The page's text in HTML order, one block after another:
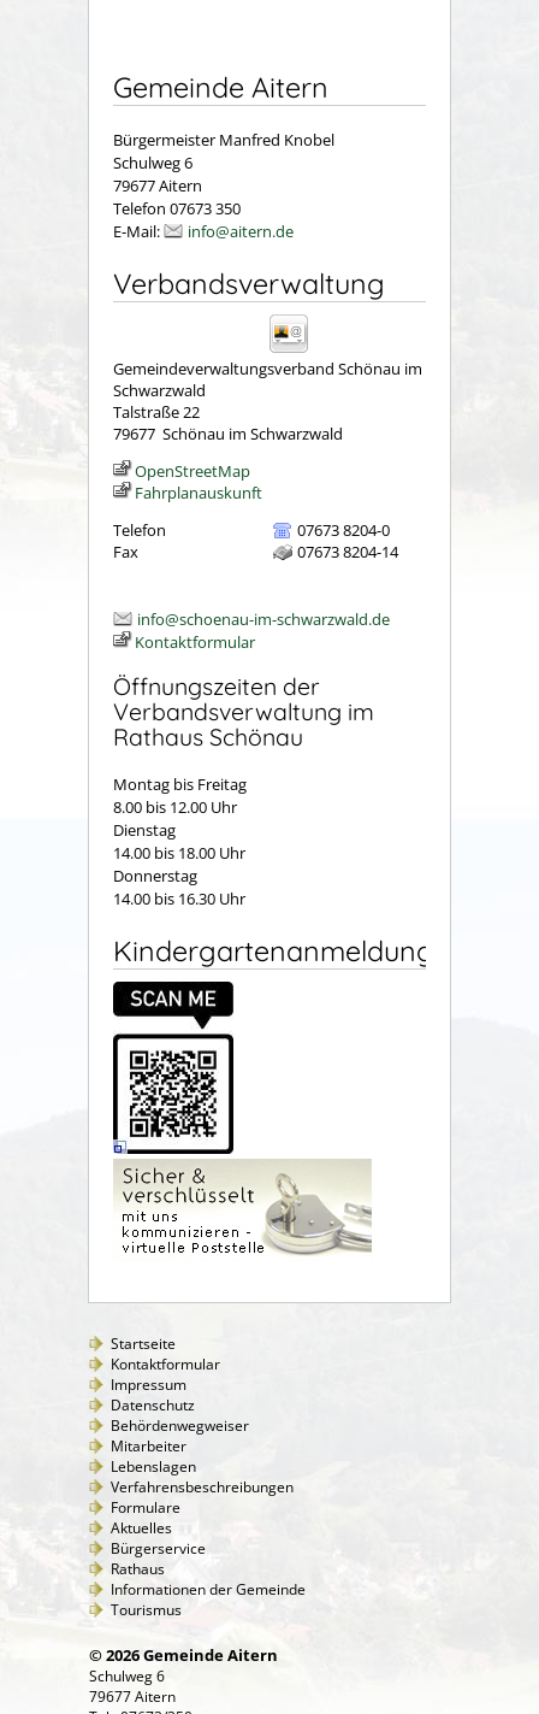
Gemeinde Aitern
Bürgermeister Manfred Knobel
Schulweg 6
79677 Aitern
Telefon 07673 350
E-Mail:
info@aitern.de
Verbandsverwaltung
Gemeindeverwaltungsverband Schönau im
Schwarzwald
Talstraße 22
79677 Schönau im Schwarzwald
OpenStreetMap
Fahrplanauskunft
Telefon
07673 8204-0
Fax
07673 8204-14
info@schoenau-im-schwarzwald.de
Kontaktformular
Öffnungszeiten der
Verbandsverwaltung im
Rathaus Schönau
Montag bis Freitag
8.00 bis 12.00 Uhr
Dienstag
14.00 bis 18.00 Uhr
Donnerstag
14.00 bis 16.30 Uhr
Kindergartenanmeldung
Startseite
Kontaktformular
Impressum
Datenschutz
Behördenwegweiser
Mitarbeiter
Lebenslagen
Verfahrensbeschreibungen
Formulare
Aktuelles
Bürgerservice
Rathaus
Informationen der Gemeinde
Tourismus
© 2026 Gemeinde Aitern
Schulweg 6
79677 Aitern